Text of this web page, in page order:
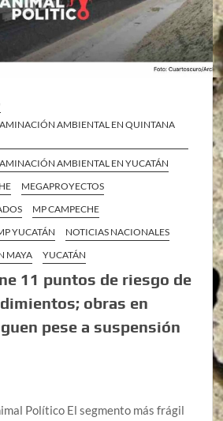
AMBIENTAL EN QUINTANA
AMBIENTAL EN YUCATÁN
MEGAPROYECTOS
MP CAMPECHE
YUCATÁN
NOTICIAS NACIONALES
MAYA YUCATÁN
11 puntos de riesgo de
obras en
pese a suspensión
Político El segmento más frágil